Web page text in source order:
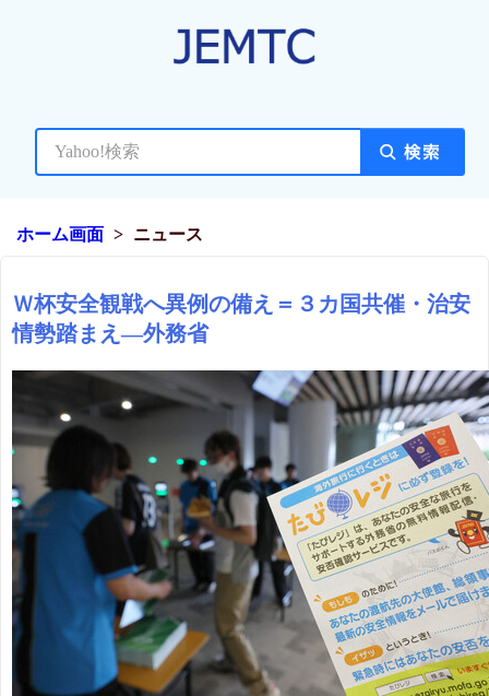
ホーム画面 ニュース
Ｗ杯安全観戦へ異例の備え＝３カ国共催・治安
情勢踏まえ―外務省